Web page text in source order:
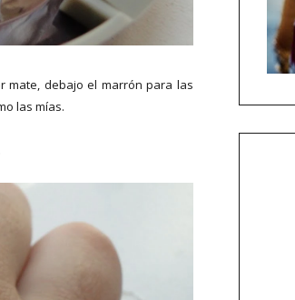
mate, debajo el marrón para las
las mías.